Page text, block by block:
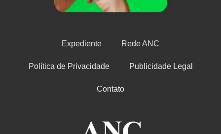
Expediente Rede ANC
Política de Privacidade Publicidade Legal
Contato